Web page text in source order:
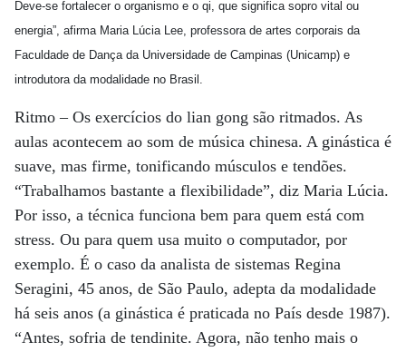
Deve-se fortalecer o organismo e o qi, que significa sopro vital ou
energia”, afirma Maria Lúcia Lee, professora de artes corporais da
Faculdade de Dança da Universidade de Campinas (Unicamp) e
introdutora da modalidade no Brasil.
Ritmo – Os exercícios do lian gong são ritmados. As
aulas acontecem ao som de música chinesa. A ginástica é
suave, mas firme, tonificando músculos e tendões.
“Trabalhamos bastante a flexibilidade”, diz Maria Lúcia.
Por isso, a técnica funciona bem para quem está com
stress. Ou para quem usa muito o computador, por
exemplo. É o caso da analista de sistemas Regina
Seragini, 45 anos, de São Paulo, adepta da modalidade
há seis anos (a ginástica é praticada no País desde 1987).
“Antes, sofria de tendinite. Agora, não tenho mais o